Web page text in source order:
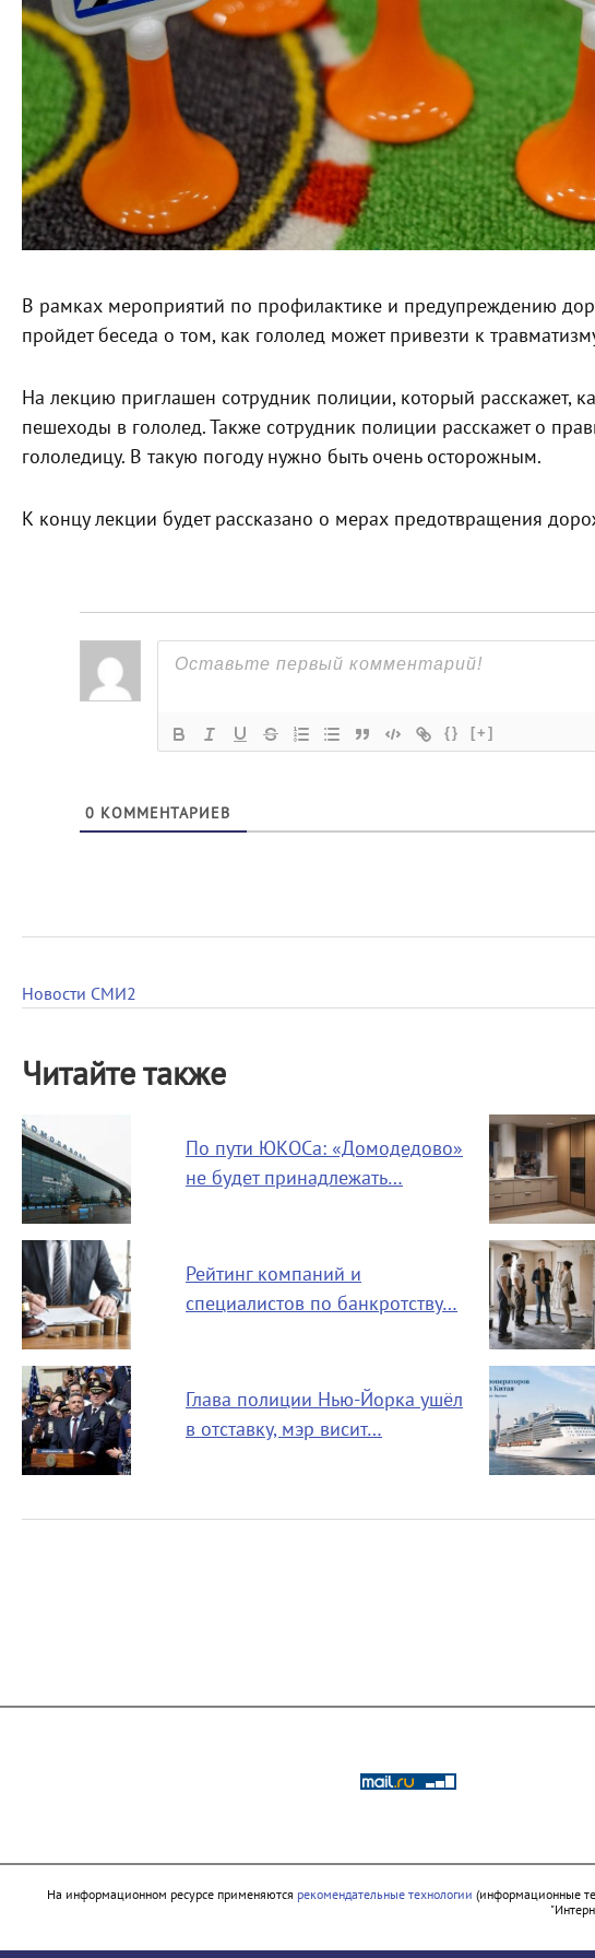
В рамках мероприятий по профилактике и предупреждению
пройдет беседа о том, как гололед может привезти к
На лекцию приглашен сотрудник полиции, который расскажет,
пешеходы в гололед. Также сотрудник полиции расскажет о
гололедицу. В такую погоду нужно быть очень осторожным.
К концу лекции будет рассказано о мерах предотвращения
{} [+]
0 КОММЕНТАРИЕВ
Новости СМИ2
Читайте также
По пути ЮКОСа: «Домодедово»
не будет принадлежать…
Рейтинг компаний и
специалистов по банкротству…
Глава полиции Нью-Йорка ушёл
в отставку, мэр висит…
На информационном ресурсе применяются рекомендательные технологии (информационные